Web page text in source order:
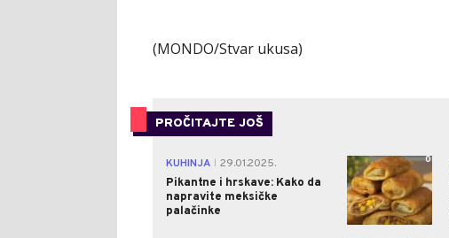
(MONDO/Stvar ukusa)
PROČITAJTE JOŠ
KUHINJA
29.01.2025.
Pikantne i hrskave: Kako da
napravite meksičke
palačinke
0